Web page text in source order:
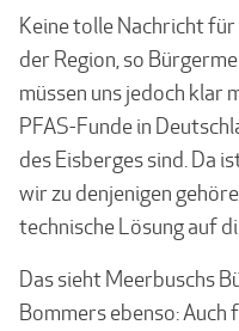
Keine tolle Nachricht
der Region, so
müssen uns jedoch klar
PFAS-Funde in
des Eisberges sind. Da
wir zu denjenigen
technische Lösung auf
Das sieht Meerbuschs
Bommers ebenso: Auch